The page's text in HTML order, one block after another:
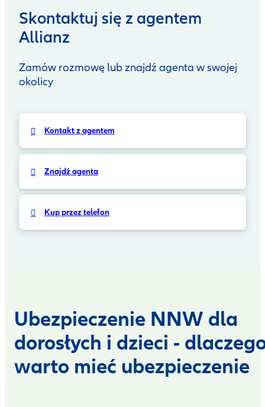
Skontaktuj się z agentem
Allianz
Zamów rozmowę lub znajdź agenta w swojej
okolicy
Kontakt z agentem
Znajdź agenta
Kup przez telefon
Ubezpieczenie NNW dla
dorosłych i dzieci -
warto mieć ubezpieczenie